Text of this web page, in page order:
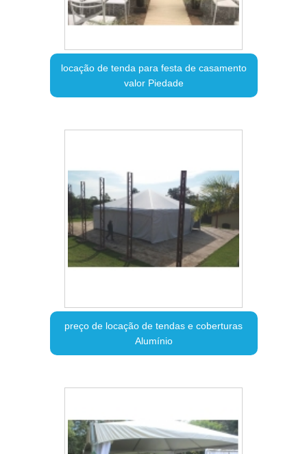
locação de tenda para festa de casamento
valor Piedade
preço de locação de tendas e coberturas
Alumínio